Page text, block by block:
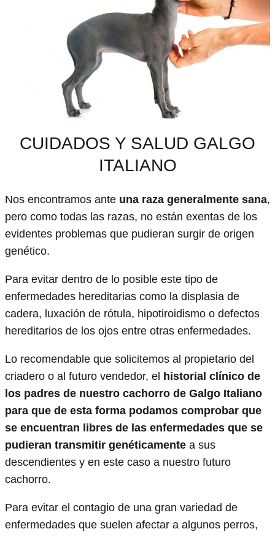
CUIDADOS Y SALUD GALGO
ITALIANO
Nos encontramos ante una raza generalmente sana,
pero como todas las razas, no están exentas de los
evidentes problemas que pudieran surgir de origen
genético.
Para evitar dentro de lo posible este tipo de
enfermedades hereditarias como la displasia de
cadera, luxación de rótula, hipotiroidismo o defectos
hereditarios de los ojos entre otras enfermedades.
Lo recomendable que solicitemos al propietario del
criadero o al futuro vendedor, el historial clínico de
los padres de nuestro cachorro de Galgo Italiano
para que de esta forma podamos comprobar que
se encuentran libres de las enfermedades que se
pudieran transmitir genéticamente a sus
descendientes y en este caso a nuestro futuro
cachorro.
Para evitar el contagio de una gran variedad de
enfermedades que suelen afectar a algunos perros,